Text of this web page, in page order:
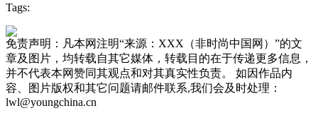
Tags:
免责声明：凡本网注明“来源：XXX（非时尚中国网）”的文
章及图片，均转载自其它媒体，转载目的在于传递更多信息，
并不代表本网赞同其观点和对其真实性负责。 如因作品内
容、图片版权和其它问题请邮件联系,我们会及时处理：
lwl@youngchina.cn